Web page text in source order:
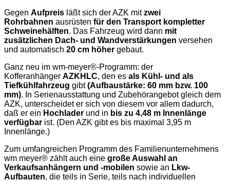
Gegen Aufpreis läßt sich der AZK mitzwei
Rohrbahnen ausrüsten für den Transport kompletter
Schweinehälften. Das Fahrzeug wird dann mit
zusätzlichen Dach- und Wandverstärkungen versehen
und automatisch 20 cm höher gebaut.
Ganz neu im wm-meyer®-Programm: der
Kofferanhänger AZKHLC, den es als Kühl- und als
Tiefkühlfahrzeug gibt(Aufbaustärke: 60 mm bzw. 100
mm). In Serienausstattung und Zubehörangebot gleich dem
AZK, unterscheidet er sich von diesem vor allem dadurch,
daß er ein Hochlader und in bis zu 4,48 m Innenlänge
verfügbar ist. (Den AZK gibt es bis maximal 3,95 m
Innenlänge.)
Zum umfangreichen Programm des Familienunternehmens
wm meyer® zählt auch eine große Auswahl an
Verkaufsanhängern und -mobilen sowie an Lkw-
Aufbauten, die teils in Serie, teils nach individuellen